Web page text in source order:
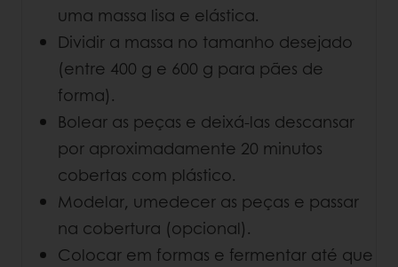
uma massa lisa e elástica.
Dividir a massa no tamanho desejado
(entre 400 g e 600 g para pães de
forma).
Bolear as peças e deixá-las descansar
por aproximadamente 20 minutos
cobertas com plástico.
Modelar, umedecer as peças e passar
na cobertura (opcional).
Colocar em formas e fermentar até que